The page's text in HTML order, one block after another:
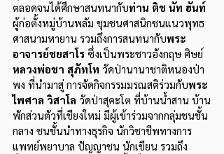
ตลอดจนได้ศึกษาสนทนากับท่าน ติช นัท ฮันท์
ผู้ก่อตั้งหมู่บ้านพลัม ชุมชนศาสนิกชนแนวพุทธ
ศาสนามหายาน รวมถึงการสนทนากับพระ
อาจารย์ชยสาโร ซึ่งเป็นพระชาวอังกฤษ ศิษย์
หลวงพ่อชา สุภัทโท วัดป่านานาชาติหนองป่า
พง ที่นำมาสู่ การจัดกิจกรรมมรณสติร่วมกับพระ
ไพศาล วิสาโล วัดป่าสุคะโต ที่บ้านน้ำสาน บ้าน
พักส่วนตัวที่เชียงใหม่ มีผู้เข้าร่วมจากกลุ่มชนชั้น
กลาง ชนชั้นนำทางธุรกิจ นักวิชาชีพทางการ
แพทย์พยาบาล ปัญญาชน นักเขียน รวมถึง